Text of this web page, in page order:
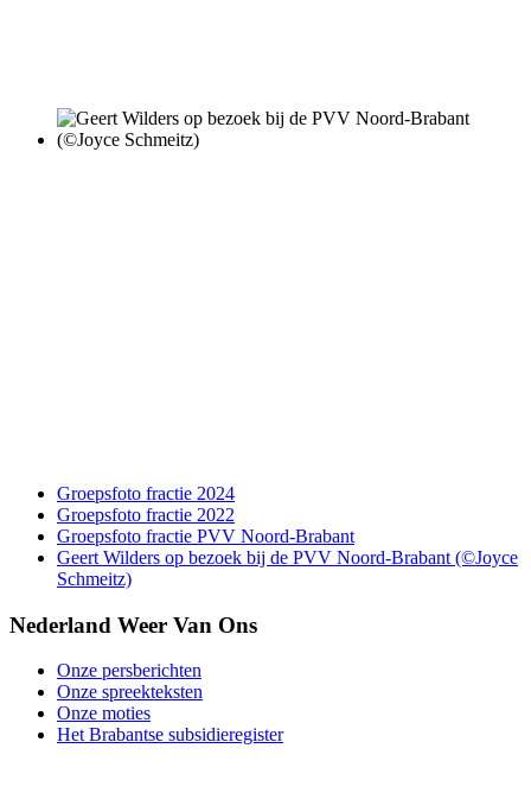
Groepsfoto fractie 2024
Groepsfoto fractie 2022
Groepsfoto fractie PVV Noord-Brabant
Geert Wilders op bezoek bij de PVV Noord-Brabant (©Joyce
Schmeitz)
Nederland Weer Van Ons
Onze persberichten
Onze spreekteksten
Onze moties
Het Brabantse subsidieregister